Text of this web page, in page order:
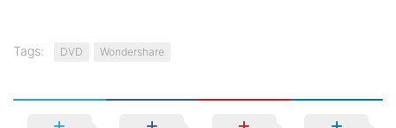
Tags: DVD Wondershare